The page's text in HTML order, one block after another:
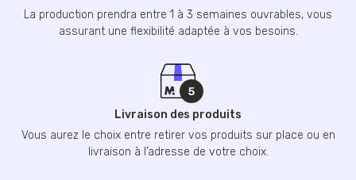
La production prendra entre 1 à 3 semaines ouvrables, vous
assurant une flexibilité adaptée à vos besoins.
Livraison des produits
Vous aurez le choix entre retirer vos produits sur place ou en
livraison à l’adresse de votre choix.